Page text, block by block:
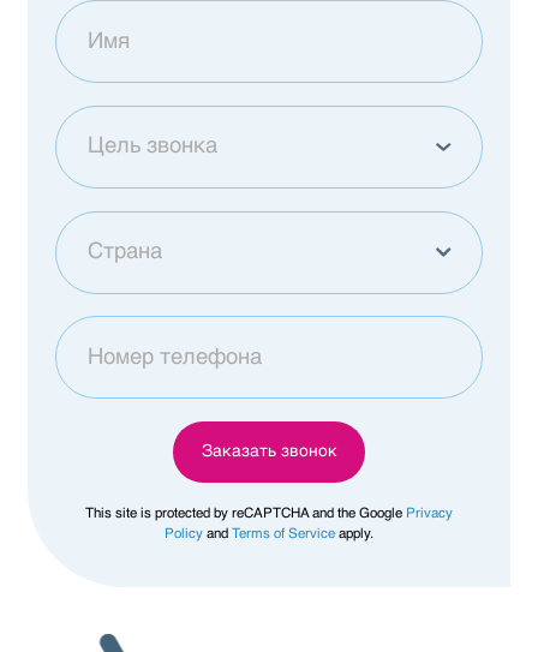
Цель звонка
Купить квартиру
Страна
Грузия
Afghanistan
Åland Islands
Заказать звонок
This site is protected by reCAPTCHA and the Google Privacy
Policy and Terms of Service apply.